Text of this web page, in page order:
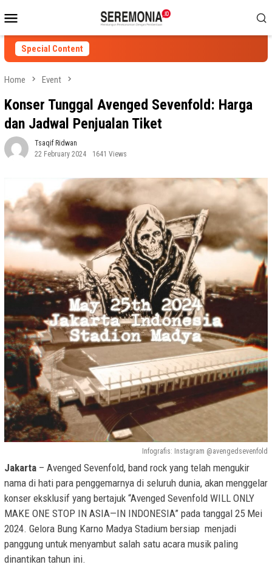
to
contentMenu
Special Content
Home Event
Konser Tunggal Avenged Sevenfold: Harga
dan Jadwal Penjualan Tiket
Tsaqif Ridwan
22 February 2024
1641 Views
Infografis: Instagram @avengedsevenfold
Jakarta – Avenged Sevenfold, band rock yang telah mengukir
nama di hati para penggemarnya di seluruh dunia, akan menggelar
konser eksklusif yang bertajuk “Avenged Sevenfold WILL ONLY
MAKE ONE STOP IN ASIA—IN INDONESIA” pada tanggal 25 Mei
2024. Gelora Bung Karno Madya Stadium bersiap menjadi
panggung untuk menyambut salah satu acara musik paling
dinantikan tahun ini.